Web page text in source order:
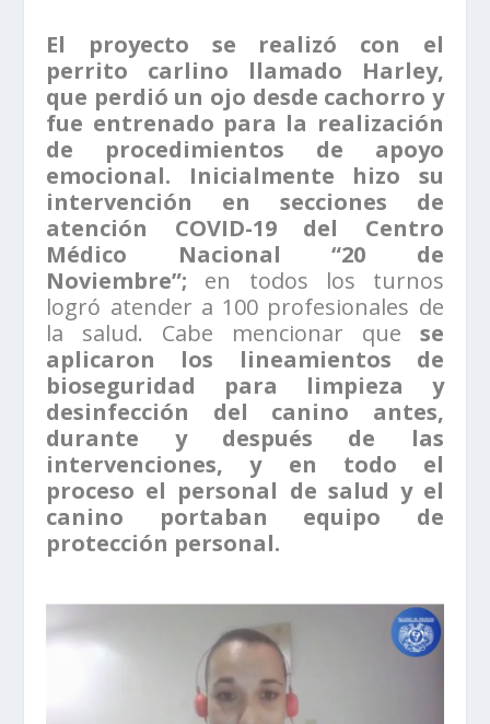
El proyecto se realizó con el
perrito carlino llamado Harley,
que perdió un ojo desde cachorro y
fue entrenado para la realización
de procedimientos de apoyo
emocional.
Inicialmente hizo su
intervención en secciones de
atención COVID-19 del Centro
Médico Nacional “20 de
Noviembre”; en todos los turnos
logró atender a 100 profesionales de
la salud. Cabe mencionar que se
aplicaron los lineamientos de
bioseguridad para limpieza y
desinfección del canino antes,
durante y después de las
intervenciones, y en todo el
proceso el personal de salud y el
canino portaban equipo de
protección personal.